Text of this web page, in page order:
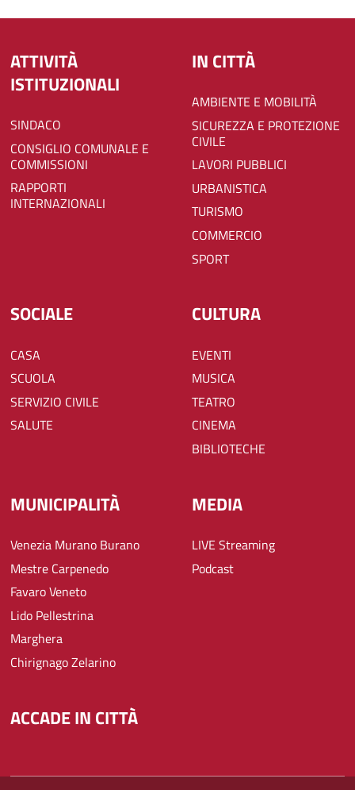
ATTIVITÀ
ISTITUZIONALI
SINDACO
CONSIGLIO COMUNALE E
COMMISSIONI
RAPPORTI
INTERNAZIONALI
IN CITTÀ
AMBIENTE E MOBILITÀ
SICUREZZA E PROTEZIONE
CIVILE
LAVORI PUBBLICI
URBANISTICA
TURISMO
COMMERCIO
SPORT
SOCIALE
CASA
SCUOLA
SERVIZIO CIVILE
SALUTE
CULTURA
EVENTI
MUSICA
TEATRO
CINEMA
BIBLIOTECHE
MUNICIPALITÀ
Venezia Murano Burano
Mestre Carpenedo
Favaro Veneto
Lido Pellestrina
Marghera
Chirignago Zelarino
MEDIA
LIVE Streaming
Podcast
ACCADE IN CITTÀ